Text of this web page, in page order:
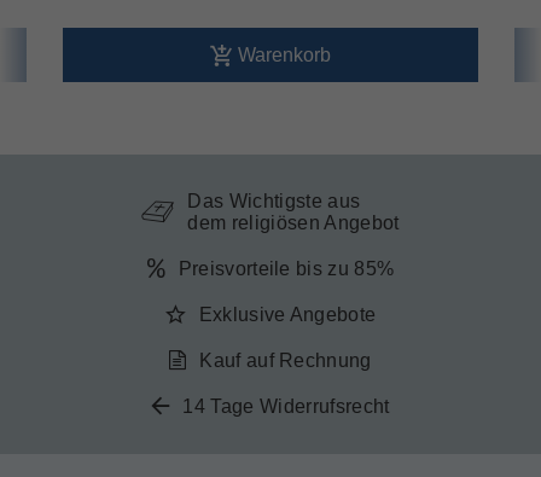
Warenkorb
Das Wichtigste aus
dem religiösen Angebot
Preisvorteile bis zu 85%
Exklusive Angebote
Kauf auf Rechnung
14 Tage Widerrufsrecht